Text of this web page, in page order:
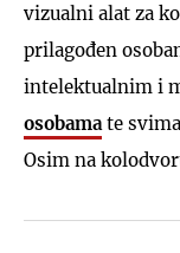
vizualni alat za
prilagođen
intelektualnim i
osobama te
Osim na